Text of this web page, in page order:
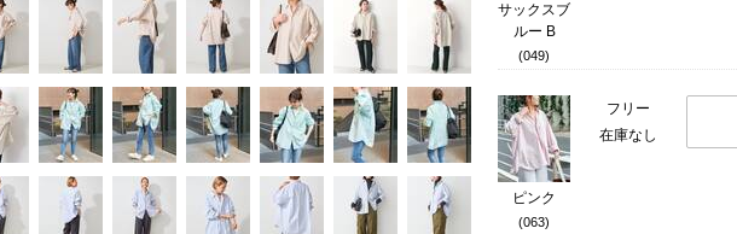
サックスブ
ルー B
(049)
ピンク
(063)
フリー
在庫なし